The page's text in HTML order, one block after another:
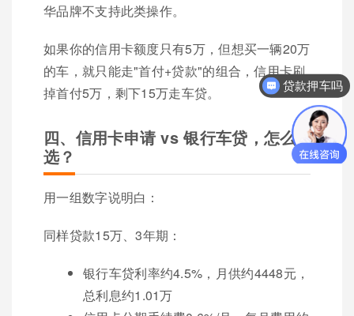
华品牌不支持此类操作。
如果你的信用卡额度只有5万，但想买一辆20万
的车，就只能走"首付+贷款"的组合，信用卡刷
掉首付5万，剩下15万走车贷。
四、信用卡申请 vs 银行车贷，怎么
选？
用一组数字说明白：
同样贷款15万、3年期：
银行车贷利率约4.5%，月供约4448元，
总利息约1.01万
贷款押车吗